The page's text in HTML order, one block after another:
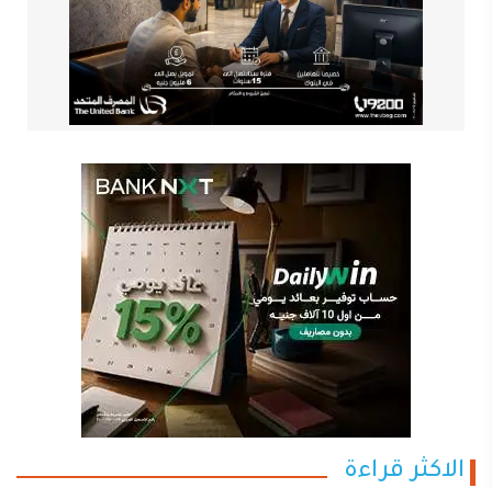
الاكثر قراءة